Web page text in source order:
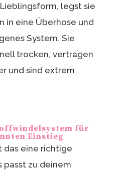
legst sie
in eine Überhose und
System. Sie
trocken, vertragen
und sind extrem
für
Einstieg
das eine richtige
passt zu deinem